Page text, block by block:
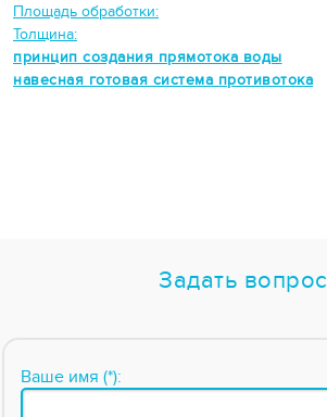
Площадь обработки:
Толщина:
принцип создания прямотока воды
навесная готовая система противотока
Задать вопрос
Ваше имя (*):